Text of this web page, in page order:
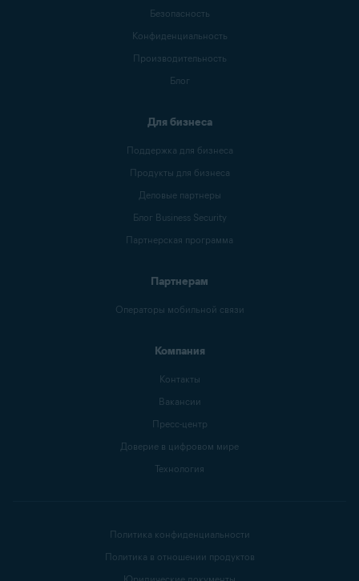
Безопасность
Конфиденциальность
Производительность
Блог
Для бизнеса
Поддержка для бизнеса
Продукты для бизнеса
Деловые партнеры
Блог Business Security
Партнерская программа
Партнерам
Операторы мобильной связи
Компания
Контакты
Вакансии
Пресс-центр
Доверие в цифровом мире
Технология
Политика конфиденциальности
Политика в отношении продуктов